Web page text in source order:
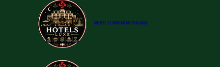
SOFITEL LE MAIRAMAR THALASSA